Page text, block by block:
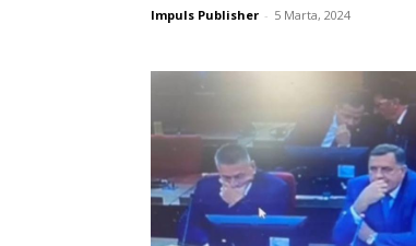
Impuls Publisher - 5 Marta, 2024